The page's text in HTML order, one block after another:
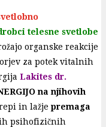
telesne svetlobe
organske reakcije
za potek vitalnih
Lakites dr.
na njihovih
in lažje premaga
psihofizičnih